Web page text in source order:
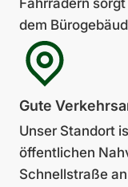
Fahrrädern
dem
Gute
Unser Standort
öffentlichen
Schnellstraße